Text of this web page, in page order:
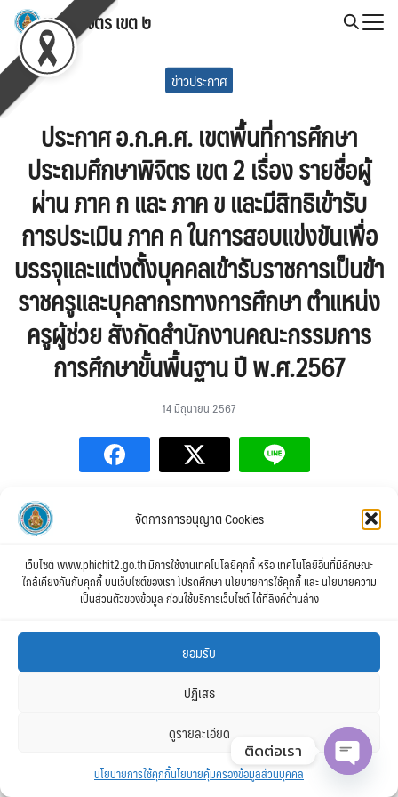
จัดการการอนุญาต Cookies
เว็บไซต์ www.phichit2.go.th มีการใช้งานเทคโนโลยีคุกกี้ หรือ เทคโนโลยีอื่นที่มีลักษณะ
ใกล้เคียงกันกับคุกกี้ บนเว็บไซต์ของเรา โปรดศึกษา นโยบายการใช้คุกกี้ และ นโยบายความ
เป็นส่วนตัวของข้อมูล ก่อนใช้บริการเว็บไซต์ ได้ที่ลิงค์ด้านล่าง
ยอมรับ
ปฏิเสธ
ดูรายละเอียด
นโยบายการใช้คุกกี้นโยบายคุ้มครองข้อมูลส่วนบุคคล
Skip
content
สพป.พิจิตร เขต ๒
Search
for: ข่าวประกาศ
ประกาศ อ.ก.ค.ศ. เขตพื้นที่การศึกษา
ประถมศึกษาพิจิตร เขต 2 เรื่อง รายชื่อผู้
ผ่าน ภาค ก และ ภาค ข และมีสิทธิเข้ารับ
การประเมิน ภาค ค ในการสอบแข่งขันเพื่อ
บรรจุและแต่งตั้งบุคคลเข้ารับราชการเป็นข้า
ราชครูและบุคลากรทางการศึกษา ตำแหน่ง
ครูผู้ช่วย สังกัดสำนักงานคณะกรรมการ
การศึกษาขั้นพื้นฐาน ปี พ.ศ.2567
14 มิถุนายน 2567
ประกาศผู้มีสิทธิสอบ-ภาค-ค-สพป.พิจิตร-เขต-2
1718271061422
ข่าวประกาศ,ข่าวรับสมัคร
กลุ่มบุคคลฯ สพป.พิจิตร เขต 2
ติดต่อเรา
Open